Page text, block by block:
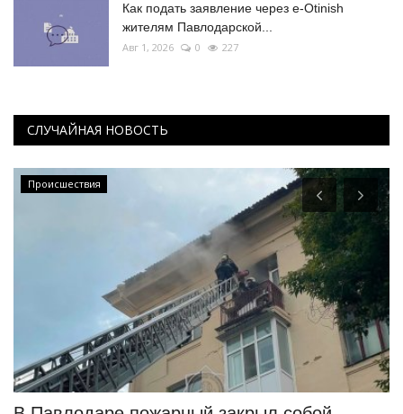
Как подать заявление через e-Otinish
жителям Павлодарской...
Авг 1, 2026 0 227
СЛУЧАЙНАЯ НОВОСТЬ
Происшествия